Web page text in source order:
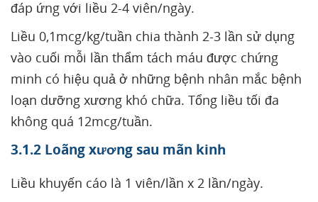
đáp ứng với liều 2-4 viên/ngày.
Liều 0,1mcg/kg/tuần chia thành 2-3 lần sử dụng
vào cuối mỗi lần thẩm tách máu được chứng
minh có hiệu quả ở những bệnh nhân mắc bệnh
loạn dưỡng xương khó chữa. Tổng liều tối đa
không quá 12mcg/tuần.
3.1.2 Loãng xương sau mãn kinh
Liều khuyến cáo là 1 viên/lần x 2 lần/ngày.